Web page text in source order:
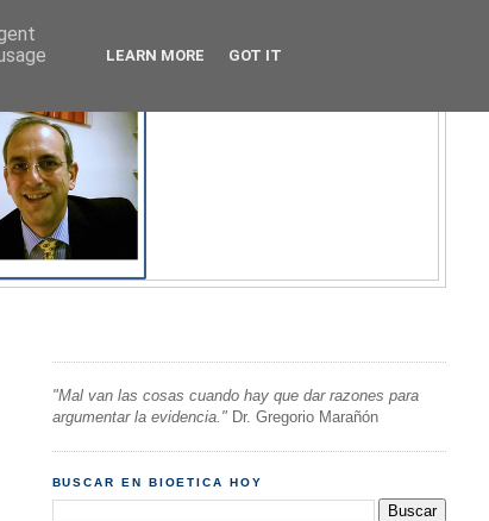
"Mal van las cosas cuando hay que dar razones para
argumentar la evidencia." Dr. Gregorio Marañón
BUSCAR EN BIOETICA HOY
LEARN MORE GOT IT